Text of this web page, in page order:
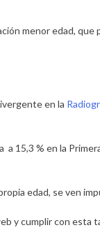
menor edad,
en la
15,3 % en la
edad, se ven
y cumplir con esta